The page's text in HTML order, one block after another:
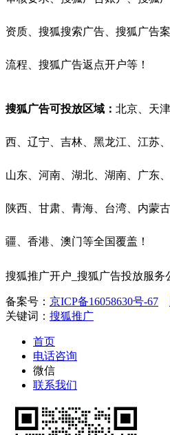
资质、搜狐搜索广告、搜狐广告
流程、搜狐广告返点开户等！
搜狐广告可投放区域： 北京、天
西、辽宁、吉林、黑龙江、江苏
山东、河南、湖北、湖南、广东
陕西、甘肃、青海、台湾、内蒙
疆、香港、澳门等全国覆盖！
搜狐推广开户_搜狐广告投放服务
备案号： 京ICP备16058630号-67
关键词： 搜狐推广
首页
电话咨询
微信
联系我们